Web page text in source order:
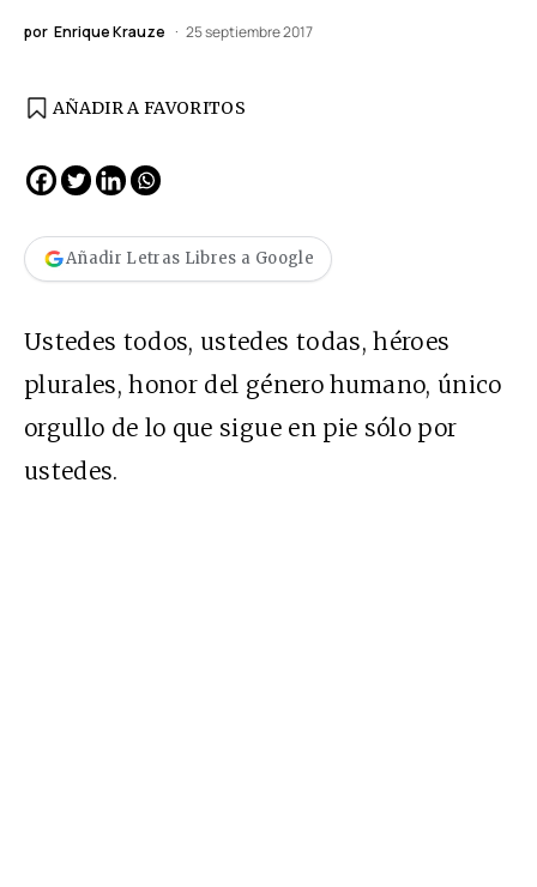
por Enrique Krauze 25 septiembre 2017
AÑADIR A FAVORITOS
Añadir Letras Libres a Google
Ustedes todos, ustedes todas, héroes
plurales, honor del género humano, único
orgullo de lo que sigue en pie sólo por
ustedes.